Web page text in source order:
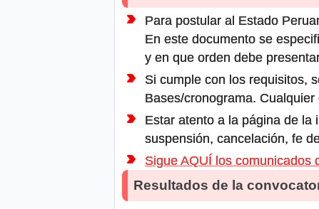
Para postular al Estado
En este documento se
y en que orden debe
Si cumple con los requisitos,
Bases/cronograma.
Estar atento a la página de la
suspensión, cancelación, fe
Sigue AQUÍ los comunicados
Resultados de la